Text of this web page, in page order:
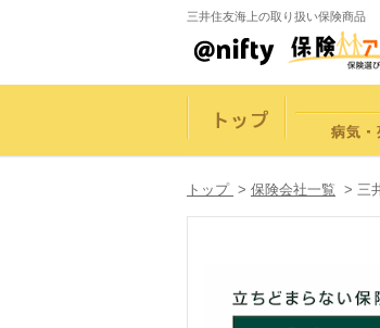
三井住友海上の取り扱い保険商品
トップ > 保険会社一覧 > 三